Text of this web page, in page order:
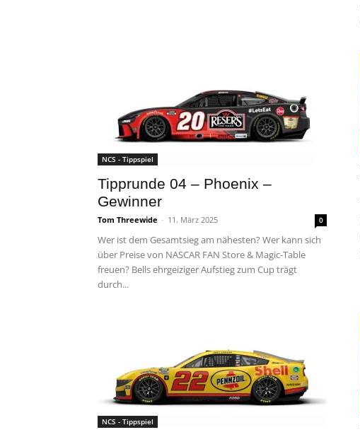
NCS - Tippspiel
Tipprunde 04 – Phoenix –
Gewinner
Tom Threewide - 11. März 2025 0
Wer ist dem Gesamtsieg am nähesten? Wer kann sich
über Preise von NASCAR FAN Store & Magic-Table
freuen? Bells ehrgeiziger Aufstieg zum Cup trägt
durch...
NCS - Tippspiel